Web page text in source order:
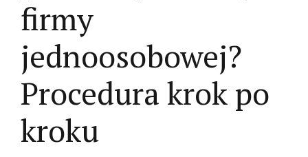
firmy
jednoosobowej?
Procedura krok po
kroku